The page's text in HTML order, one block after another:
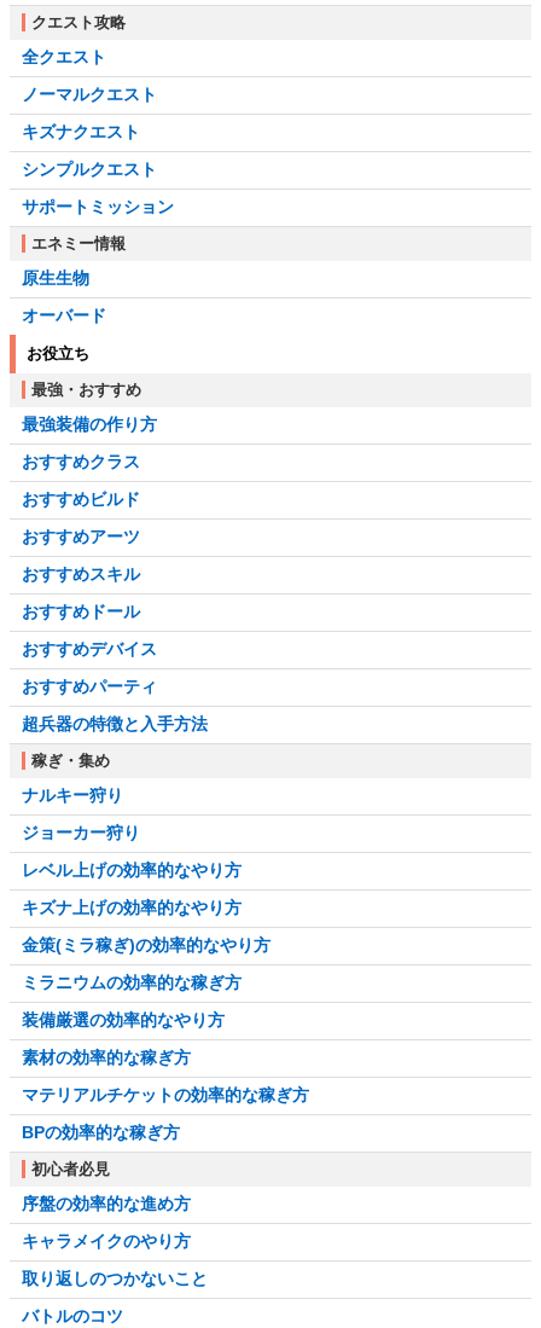
クエスト攻略
全クエスト
ノーマルクエスト
キズナクエスト
シンプルクエスト
サポートミッション
エネミー情報
原生生物
オーバード
お役立ち
最強・おすすめ
最強装備の作り方
おすすめクラス
おすすめビルド
おすすめアーツ
おすすめスキル
おすすめドール
おすすめデバイス
おすすめパーティ
超兵器の特徴と入手方法
稼ぎ・集め
ナルキー狩り
ジョーカー狩り
レベル上げの効率的なやり方
キズナ上げの効率的なやり方
金策(ミラ稼ぎ)の効率的なやり方
ミラニウムの効率的な稼ぎ方
装備厳選の効率的なやり方
素材の効率的な稼ぎ方
マテリアルチケットの効率的な稼ぎ方
BPの効率的な稼ぎ方
初心者必見
序盤の効率的な進め方
キャラメイクのやり方
取り返しのつかないこと
バトルのコツ